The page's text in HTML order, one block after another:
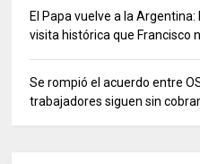
El Papa vuelve a la
visita histórica que Francisco
Se rompió el acuerdo entre
trabajadores siguen sin